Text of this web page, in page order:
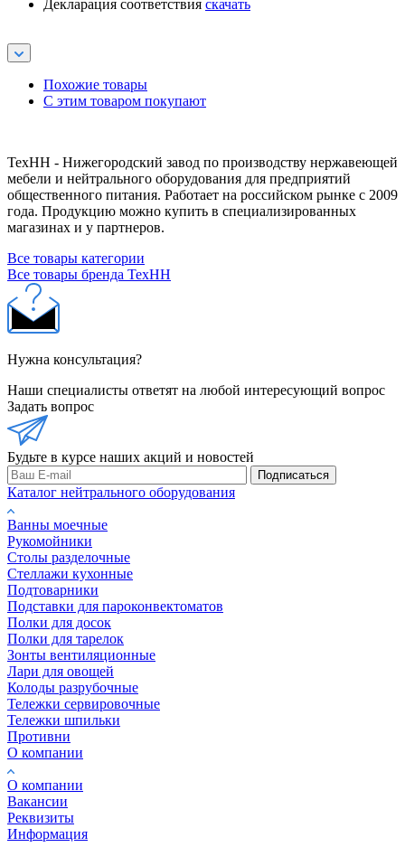
Декларация соответствия скачать
Похожие товары
С этим товаром покупают
ТехНН - Нижегородский завод по производству нержавеющей
мебели и нейтрального оборудования для предприятий
общественного питания. Работает на российском рынке с 2009
года. Продукцию можно купить в специализированных
магазинах и у партнеров.
Все товары категории
Все товары бренда ТехНН
Нужна консультация?
Наши специалисты ответят на любой интересующий вопрос
Задать вопрос
Будьте в курсе наших акций и новостей
Подписаться
Каталог нейтрального оборудования
Ванны моечные
Рукомойники
Столы разделочные
Стеллажи кухонные
Подтоварники
Подставки для пароконвектоматов
Полки для досок
Полки для тарелок
Зонты вентиляционные
Лари для овощей
Колоды разрубочные
Тележки сервировочные
Тележки шпильки
Противни
О компании
О компании
Вакансии
Реквизиты
Информация